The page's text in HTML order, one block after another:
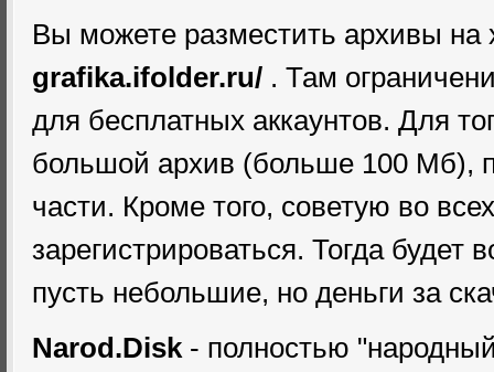
Вы можете разместить архивы на
grafika.ifolder.ru/ . Там
для бесплатных аккаунтов. Для
большой архив (больше 100 Мб),
части. Кроме того, советую во
зарегистрироваться. Тогда будет
пусть небольшие, но деньги за
Narod.Disk - полностью